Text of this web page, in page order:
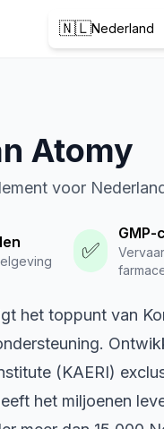
🇳🇱Nederland
Atomy
voor
✅
het toppunt van
(KAERI)
het miljoenen